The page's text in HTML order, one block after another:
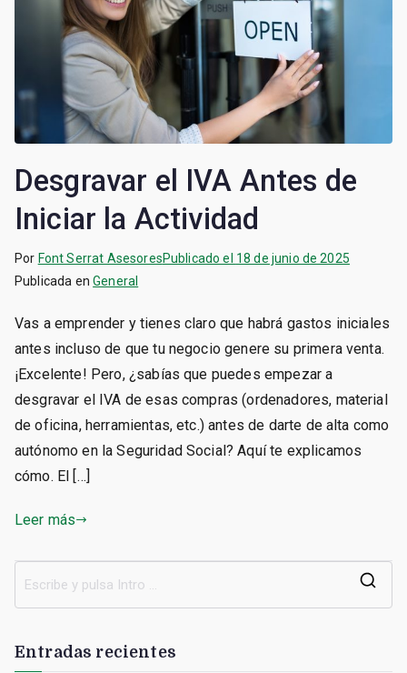
Desgravar el IVA Antes de
Iniciar la Actividad
Por Font Serrat AsesoresPublicado el 18 de junio de 2025
Publicada enGeneral
Vas a emprender y tienes claro que habrá gastos iniciales
antes incluso de que tu negocio genere su primera venta.
¡Excelente! Pero, ¿sabías que puedes empezar a
desgravar el IVA de esas compras (ordenadores, material
de oficina, herramientas, etc.) antes de darte de alta como
autónomo en la Seguridad Social? Aquí te explicamos
cómo. El […]
Leer más
Entradas recientes